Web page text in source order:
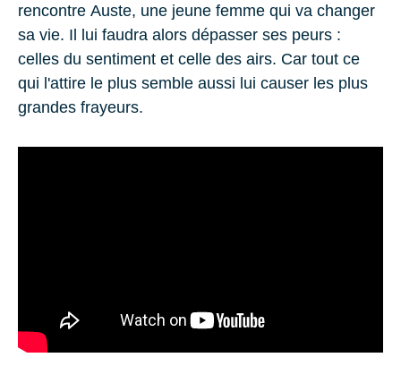
rencontre Auste, une jeune femme qui va changer
sa vie. Il lui faudra alors dépasser ses peurs :
celles du sentiment et celle des airs. Car tout ce
qui l'attire le plus semble aussi lui causer les plus
grandes frayeurs.